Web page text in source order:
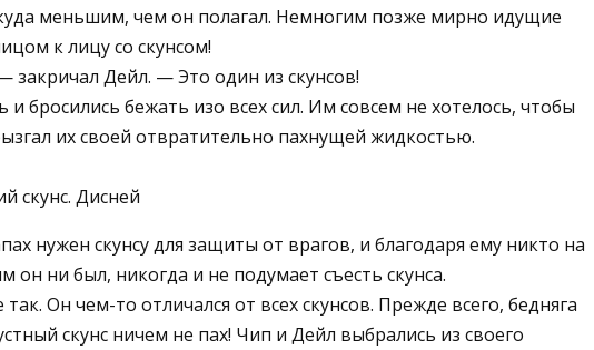
меньшим, чем он полагал. Немногим позже мирно идущие
к лицу со скунсом!
Дейл. — Это один из скунсов!
бросились бежать изо всех сил. Им совсем не хотелось, чтобы
их своей отвратительно пахнущей жидкостью.
нужен скунсу для защиты от врагов, и благодаря ему никто на
он ни был, никогда и не подумает съесть скунса.
Он чем-то отличался от всех скунсов. Прежде всего, бедняга
скунс ничем не пах! Чип и Дейл выбрались из своего